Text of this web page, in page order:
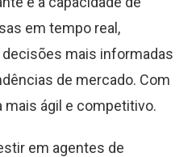
em tempo real,
decisões mais informadas
de mercado. Com
mais ágil e competitivo.
em agentes de